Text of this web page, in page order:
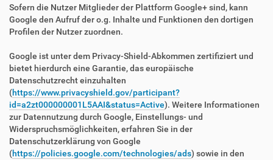
Sofern die Nutzer Mitglieder der Plattform Google+ sind, kann
Google den Aufruf der o.g. Inhalte und Funktionen den dortigen
Profilen der Nutzer zuordnen.
Google ist unter dem Privacy-Shield-Abkommen zertifiziert und
bietet hierdurch eine Garantie, das europäische
Datenschutzrecht einzuhalten
(https://www.privacyshield.gov/participant?
id=a2zt000000001L5AAI&status=Active). Weitere Informationen
zur Datennutzung durch Google, Einstellungs- und
Widerspruchsmöglichkeiten, erfahren Sie in der
Datenschutzerklärung von Google
(https://policies.google.com/technologies/ads) sowie in den